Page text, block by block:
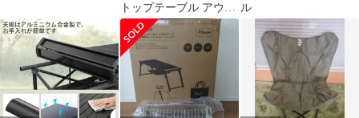
トップテーブル アウト
ドア キャンプ ローテー
ブル 折りたたみ コンパ
クト 組み立て簡単 持ち
運び便利 頑丈
120x60cm
ル